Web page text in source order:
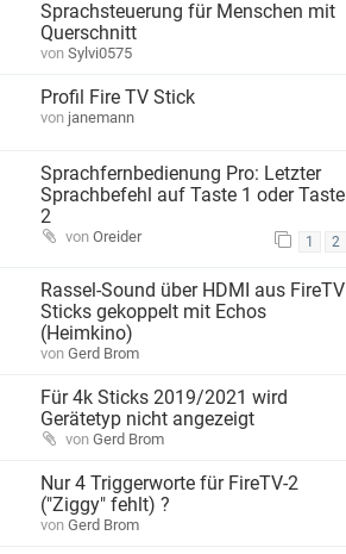
Sprachsteuerung für Menschen mit
Querschnitt
von Sylvi0575
Profil Fire TV Stick
von janemann
Sprachfernbedienung Pro: Letzter
Sprachbefehl auf Taste 1 oder Taste
2
von Oreider 1 2
Rassel-Sound über HDMI aus FireTV
Sticks gekoppelt mit Echos
(Heimkino)
von Gerd Brom
Für 4k Sticks 2019/2021 wird
Gerätetyp nicht angezeigt
von Gerd Brom
Nur 4 Triggerworte für FireTV-2
("Ziggy" fehlt) ?
von Gerd Brom